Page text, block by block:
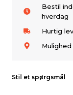
Bestil
hverdag
Hurtig
Stil et spørgsmål